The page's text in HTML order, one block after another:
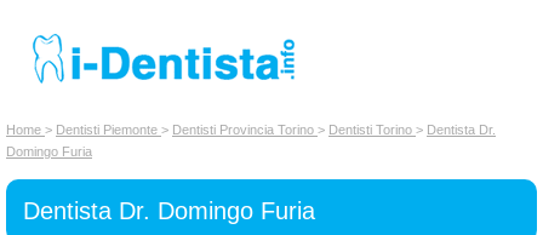
INSERISCI DENTISTA
Chi siamo
Home > Dentisti Piemonte > Dentisti Provincia Torino > Dentisti Torino > Dentista Dr.
Domingo Furia
Dentista Dr. Domingo Furia